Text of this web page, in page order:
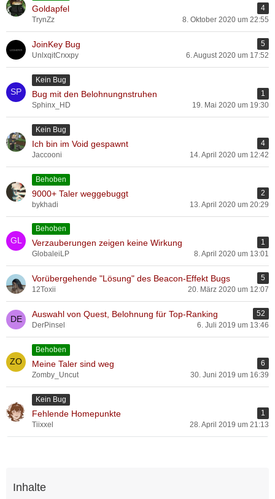
Goldapfel
4
TrynZz
8. Oktober 2020 um 22:55
JoinKey Bug
5
UnlxqitCrxxpy
6. August 2020 um 17:52
Kein Bug
Bug mit den Belohnungnstruhen
1
Sphinx_HD
19. Mai 2020 um 19:30
Kein Bug
Ich bin im Void gespawnt
4
Jaccooni
14. April 2020 um 12:42
Behoben
9000+ Taler weggebuggt
2
bykhadi
13. April 2020 um 20:29
Behoben
Verzauberungen zeigen keine Wirkung
1
GlobaleiLP
8. April 2020 um 13:01
Vorübergehende "Lösung" des Beacon-Effekt Bugs
5
12Toxii
20. März 2020 um 12:07
Auswahl von Quest, Belohnung für Top-Ranking
52
DerPinsel
6. Juli 2019 um 13:46
Behoben
Meine Taler sind weg
6
Zomby_Uncut
30. Juni 2019 um 16:39
Kein Bug
Fehlende Homepunkte
1
Tiixxel
28. April 2019 um 21:13
Inhalte